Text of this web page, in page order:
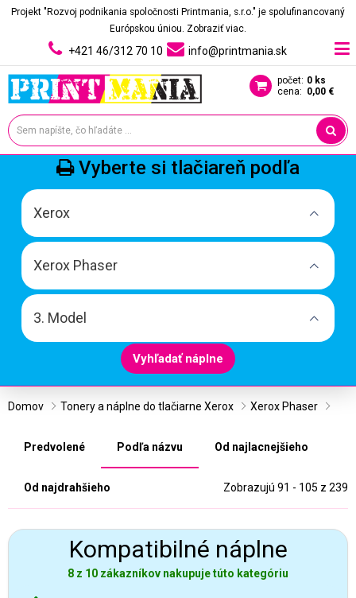
Projekt "Rozvoj podnikania spoločnosti Printmania, s.r.o." je spolufinancovaný
Európskou úniou. Zobraziť viac.
+421 46/312 70 10 info@printmania.sk
počet: 0 ks
cena: 0,00 €
Vyberte si tlačiareň podľa
Xerox
Xerox Phaser
3. Model
Vyhľadať náplne
Domov Tonery a náplne do tlačiarne Xerox Xerox Phaser
Predvolené Podľa názvu Od najlacnejšieho
Od najdrahšieho Zobrazujú 91 - 105 z 239
Kompatibilné náplne
8 z 10 zákazníkov nakupuje túto kategóriu